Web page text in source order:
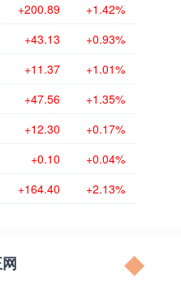
+200.89 +1.42%
+43.13 +0.93%
+11.37 +1.01%
+47.56 +1.35%
+12.30 +0.17%
+0.10 +0.04%
+164.40 +2.13%